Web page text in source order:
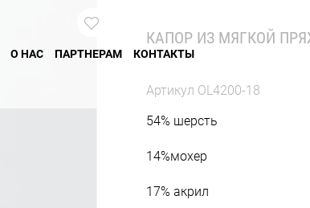
О НАС ПАРТНЕРАМ КОНТАКТЫ
КАПОР ИЗ МЯГКОЙ
Артикул OL4200-18
54% шерсть
14%мохер
17% акрил